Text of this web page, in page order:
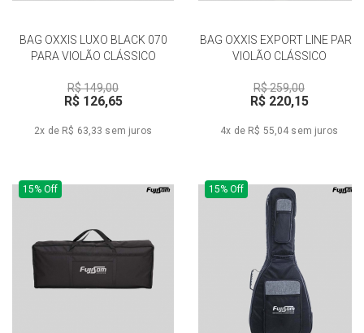
BAG OXXIS LUXO BLACK 070
PARA VIOLÃO CLÁSSICO
R$ 149,00
R$ 126,65
2x de R$ 63,33 sem juros
BAG OXXIS EXPORT LINE PARA
VIOLÃO CLÁSSICO
R$ 259,00
R$ 220,15
4x de R$ 55,04 sem juros
15% Off 15% Off